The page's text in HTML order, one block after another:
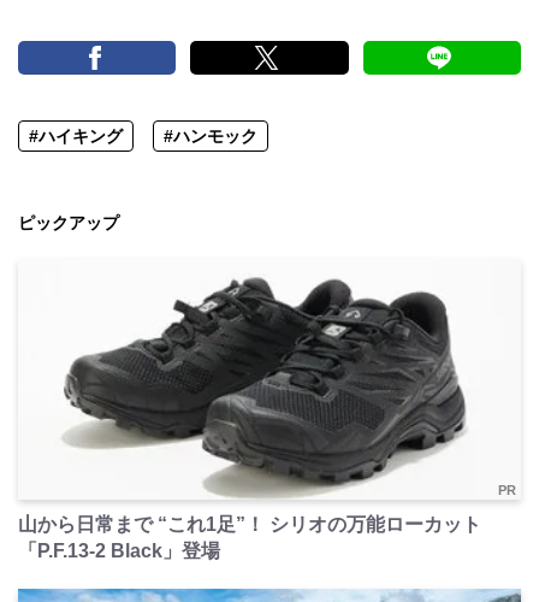
#ハイキング #ハンモック
ピックアップ
PR
山から日常まで “これ1足”！ シリオの万能ローカット
「P.F.13-2 Black」登場